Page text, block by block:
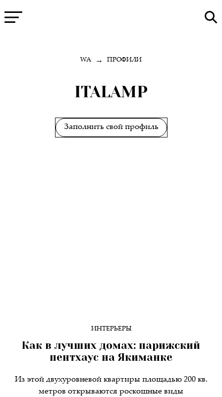
WA → ПРОФИЛИ
ITALAMP
Заполнить свой профиль
ИНТЕРЬЕРЫ
Как в лучших домах: парижский
пентхаус на Якиманке
Из этой двухуровневой квартиры площадью 200 кв.
метров открываются роскошные виды